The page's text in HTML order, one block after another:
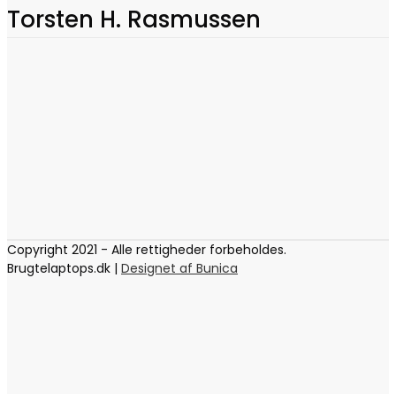
Torsten H. Rasmussen
Copyright 2021 - Alle rettigheder forbeholdes.
Brugtelaptops.dk | Designet af Bunica